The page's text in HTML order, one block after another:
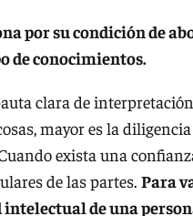
por su condición de
de conocimientos.
clara de
mayor es la
exista una
de las partes. Para
de una